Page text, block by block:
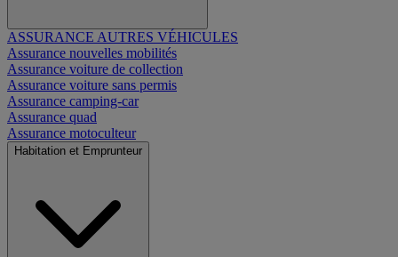
ASSURANCE AUTRES VÉHICULES
Assurance nouvelles mobilités
Assurance voiture de collection
Assurance voiture sans permis
Assurance camping-car
Assurance quad
Assurance motoculteur
Habitation et Emprunteur